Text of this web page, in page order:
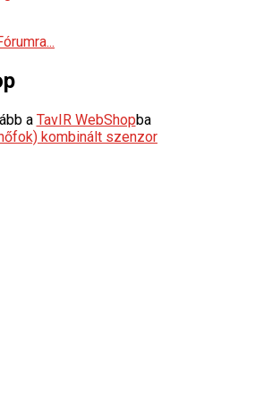
a TavIR WebShopba
kombinált szenzor